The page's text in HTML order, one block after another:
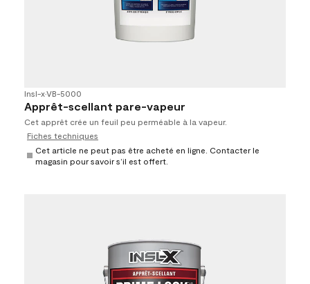
Insl-x•VB-5000
Apprêt-scellant pare-vapeur
Cet apprêt crée un feuil peu perméable à la vapeur.
Fiches techniques
Cet article ne peut pas être acheté en ligne. Contacter le
magasin pour savoir s’il est offert.